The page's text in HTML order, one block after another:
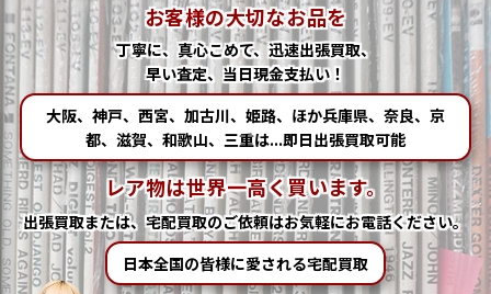
お客様の大切なお品を
丁寧に、真心こめて、迅速出張買取、
早い査定、当日現金支払い！
大阪、神戸、西宮、加古川、姫路、ほか兵庫県、奈良、京
都、滋賀、和歌山、三重は...即日出張買取可能
レア物は世界一高く買います。
出張買取または、宅配買取のご依頼はお気軽にお電話ください。
日本全国の皆様に愛される宅配買取